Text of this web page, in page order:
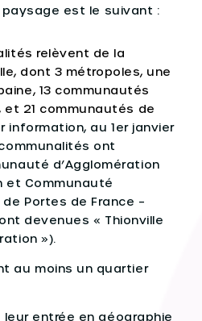
paysage est le suivant :
relèvent de la
dont 3 métropoles, une
13 communautés
et 21 communautés de
information, au 1er janvier
ont
d’Agglomération
et Communauté
Portes de France –
devenues « Thionville
»).
au moins un quartier
entrée en géographie